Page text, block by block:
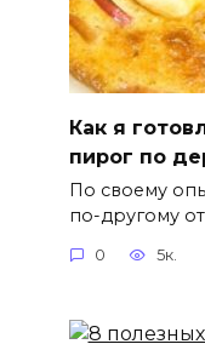
Как я
пирог по
По своему
по-другому
0 5к.